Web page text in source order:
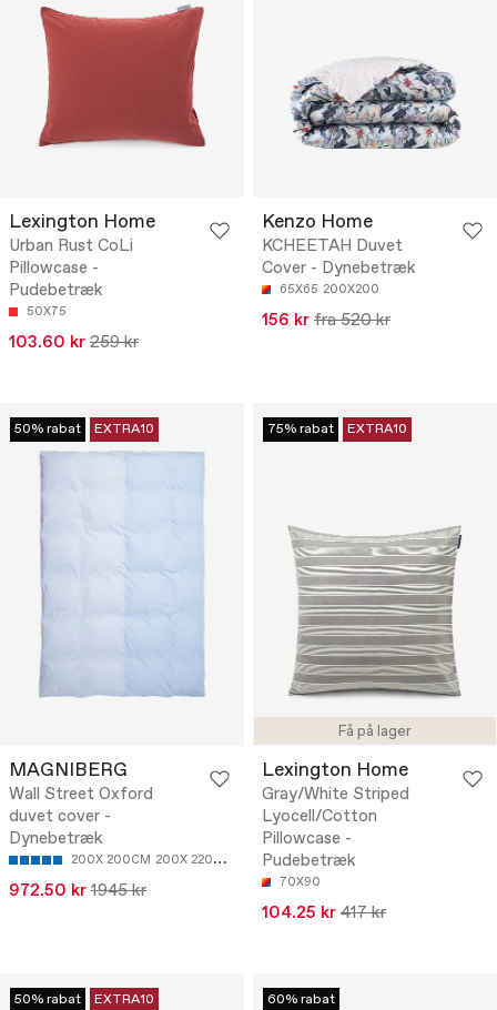
Lexington Home
Urban Rust CoLi
Pillowcase -
Pudebetræk
50X75
103.60 kr 259 kr
Kenzo Home
KCHEETAH Duvet
Cover - Dynebetræk
65X65 200X200
156 kr fra 520 kr
50% rabat EXTRA10
MAGNIBERG
Wall Street Oxford
duvet cover -
Dynebetræk
200X 200CM 200X 220CM
972.50 kr 1945 kr
Få på lager
75% rabat EXTRA10
Lexington Home
Gray/White Striped
Lyocell/Cotton
Pillowcase -
Pudebetræk
70X90
104.25 kr 417 kr
50% rabat EXTRA10 60% rabat